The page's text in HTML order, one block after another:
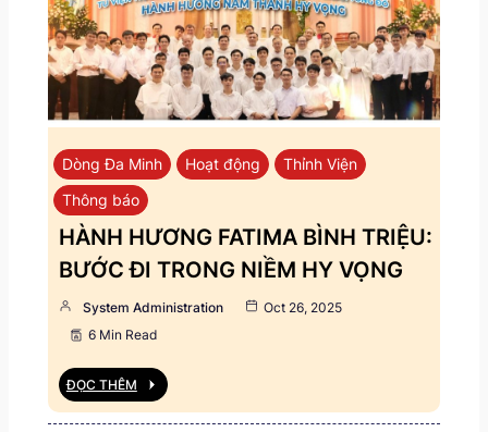
Dòng Đa Minh Hoạt động
Thỉnh Viện
Thông báo
HÀNH HƯƠNG FATIMA BÌNH TRIỆU:
BƯỚC ĐI TRONG NIỀM HY VỌNG
System Administration
Oct 26, 2025
6 Min Read
ĐỌC THÊM